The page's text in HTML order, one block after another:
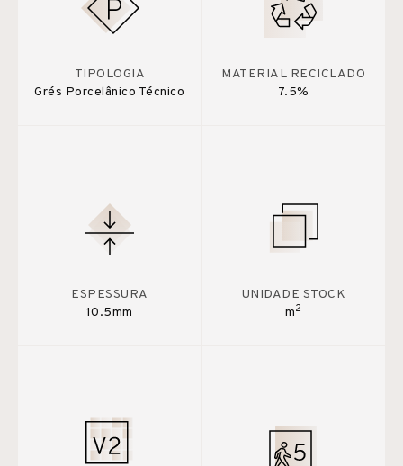
TIPOLOGIA
Grés Porcelânico Técnico
MATERIAL RECICLADO
7.5%
ESPESSURA
10.5mm
UNIDADE STOCK
m2